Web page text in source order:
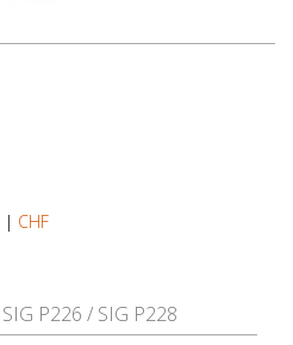
| CHF
SIG P226 / SIG P228